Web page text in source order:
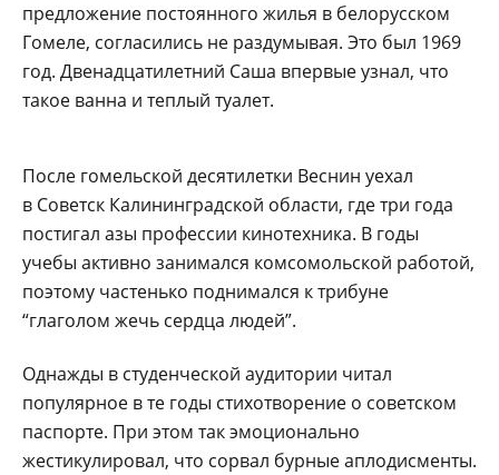
предложение постоянного жилья в белорусском
Гомеле, согласились не раздумывая. Это был 1969
год. Двенадцатилетний Саша впервые узнал, что
такое ванна и теплый туалет.
После гомельской десятилетки Веснин уехал
в Советск Калининградской области, где три года
постигал азы профессии кинотехника. В годы
учебы активно занимался комсомольской работой,
поэтому частенько поднимался к трибуне
“глаголом жечь сердца людей”.
Однажды в студенческой аудитории читал
популярное в те годы стихотворение о советском
паспорте. При этом так эмоционально
жестикулировал, что сорвал бурные аплодисменты.